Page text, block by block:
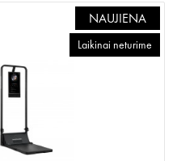
NAUJIENA
Laikinai neturime